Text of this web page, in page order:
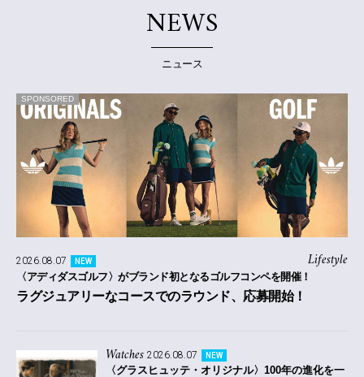
NEWS
ニュース
SPONSORED
Lifestyle
2026.08.07 NEW
〈アディダスゴルフ〉がブランド初となるゴルフコンペを開催！
ラグジュアリーなコースでのラウンド、応募開始！
Watches 2026.08.07 NEW
〈グラスヒュッテ・オリジナル〉100年の進化を一